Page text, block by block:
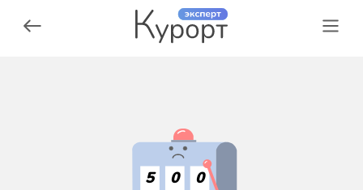
5 0 0